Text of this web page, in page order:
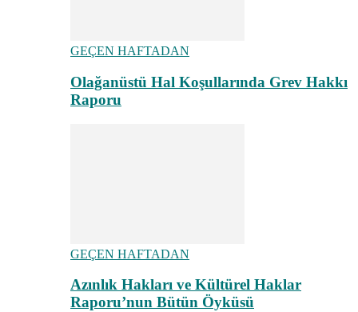
GEÇEN HAFTADAN
Olağanüstü Hal Koşullarında Grev Hakkı
Raporu
GEÇEN HAFTADAN
Azınlık Hakları ve Kültürel Haklar
Raporu’nun Bütün Öyküsü